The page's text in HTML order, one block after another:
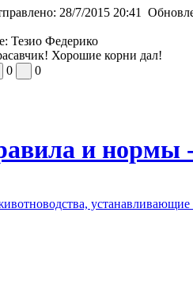
28/7/2015 20:41
Тезио Федерико
Хорошие корни дал!
0
0
и нормы -